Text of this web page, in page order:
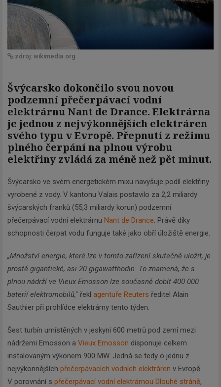
zdroj: wikimedia.org
Švýcarsko dokončilo svou novou
podzemní přečerpávací vodní
elektrárnu Nant de Drance. Elektrárna
je jednou z nejvýkonnějších elektráren
svého typu v Evropě. Přepnutí z režimu
plného čerpání na plnou výrobu
elektřiny zvládá za méně než pět minut.
Švýcarsko ve svém energetickém mixu navyšuje podíl elektřiny
vyrobené z vody. V kantonu Valais postavilo za 2,2 miliardy
švýcarských franků (55,3 miliardy korun) podzemní
přečerpávací vodní elektrárnu Nant de Drance. Právě díky
schopnosti čerpat vodu funguje také jako obří úložiště energie.
„Množství energie, které lze v tomto zařízení skutečně uložit, je
prostě gigantické, asi 20 gigawatthodin. To znamená, že s
plnou nádrží ve Vieux Emosson lze současně dobít 400 000
baterií elektromobilů," řekl agentuře Reuters ředitel Alain
Sauthier při prohlídce elektrárny tento týden.
Šest turbín umístěných v jeskyni 600 metrů pod zemí mezi
nádržemi Emosson a Vieux Emosson disponuje celkem
instalovaným výkonem 900 MW. Jedná se tedy o jednu z
nejvýkonnějších přečerpávacích vodních elektráren v Evropě.
V porovnání s přečerpávací vodní elektrárnou Dlouhé stráně,